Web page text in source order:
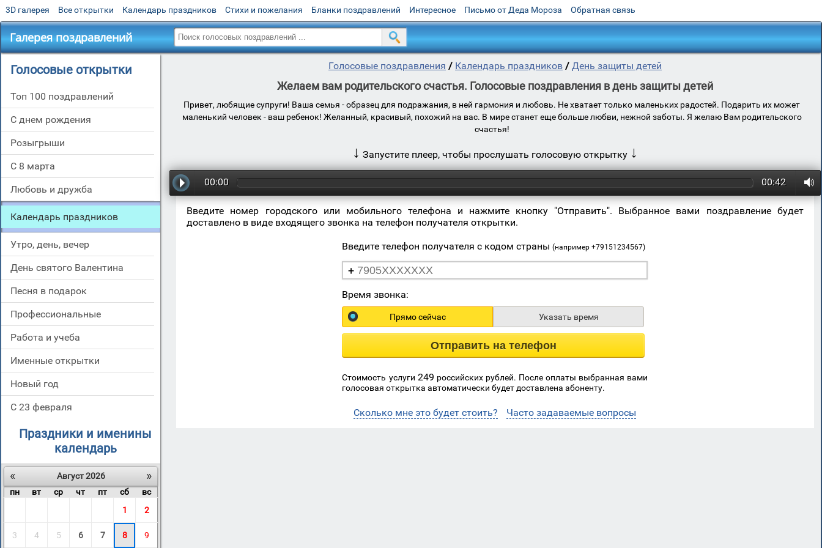
3D галерея Все открытки Календарь праздников Стихи и пожелания Бланки поздравлений Интересное Письмо от Деда Мороза Обратная связь
Галерея поздравлений
Голосовые открытки
Топ 100 поздравлений
С днем рождения
Розыгрыши
С 8 марта
Любовь и дружба
Календарь праздников
Утро, день, вечер
День святого Валентина
Песня в подарок
Профессиональные
Работа и учеба
Именные открытки
Новый год
С 23 февраля
Праздники и именины
календарь
«
»
Август 2026
пн
вт ср чт пт сб
вс
1
2
3 4 5 6 7 8 9
Голосовые поздравления / Календарь праздников / День защиты детей
Желаем вам родительского счастья. Голосовые поздравления в день защиты детей
Привет, любящие супруги! Ваша семья - образец для подражания, в ней гармония и любовь. Не хватает только маленьких радостей. Подарить их может
маленький человек - ваш ребенок! Желанный, красивый, похожий на вас. В мире станет еще больше любви, нежной заботы. Я желаю Вам родительского
счастья!
↓ Запустите плеер, чтобы прослушать голосовую открытку ↓
00:00 00:42
Введите номер городского или мобильного телефона и нажмите кнопку "Отправить". Выбранное вами поздравление будет
доставлено в виде входящего звонка на телефон получателя открытки.
Введите телефон получателя с кодом страны(например +79151234567)
+
Время звонка:
Прямо сейчас Указать время
Отправить на телефон
Стоимость услуги 249 российских рублей. После оплаты выбранная вами
голосовая открытка автоматически будет доставлена абоненту.
Сколько мне это будет стоить? Часто задаваемые вопросы